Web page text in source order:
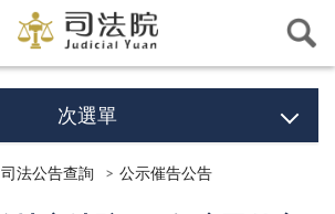
次選單
司法公告查詢 公示催告公告